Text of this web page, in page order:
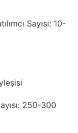
Sayısı: 10-
250-300